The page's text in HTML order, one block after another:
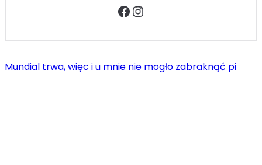
Facebook
Instagram
Mundial trwa, więc i u mnie nie mogło zabraknąć pi